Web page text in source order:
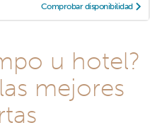
Comprobar disponibilidad
u hotel?
mejores